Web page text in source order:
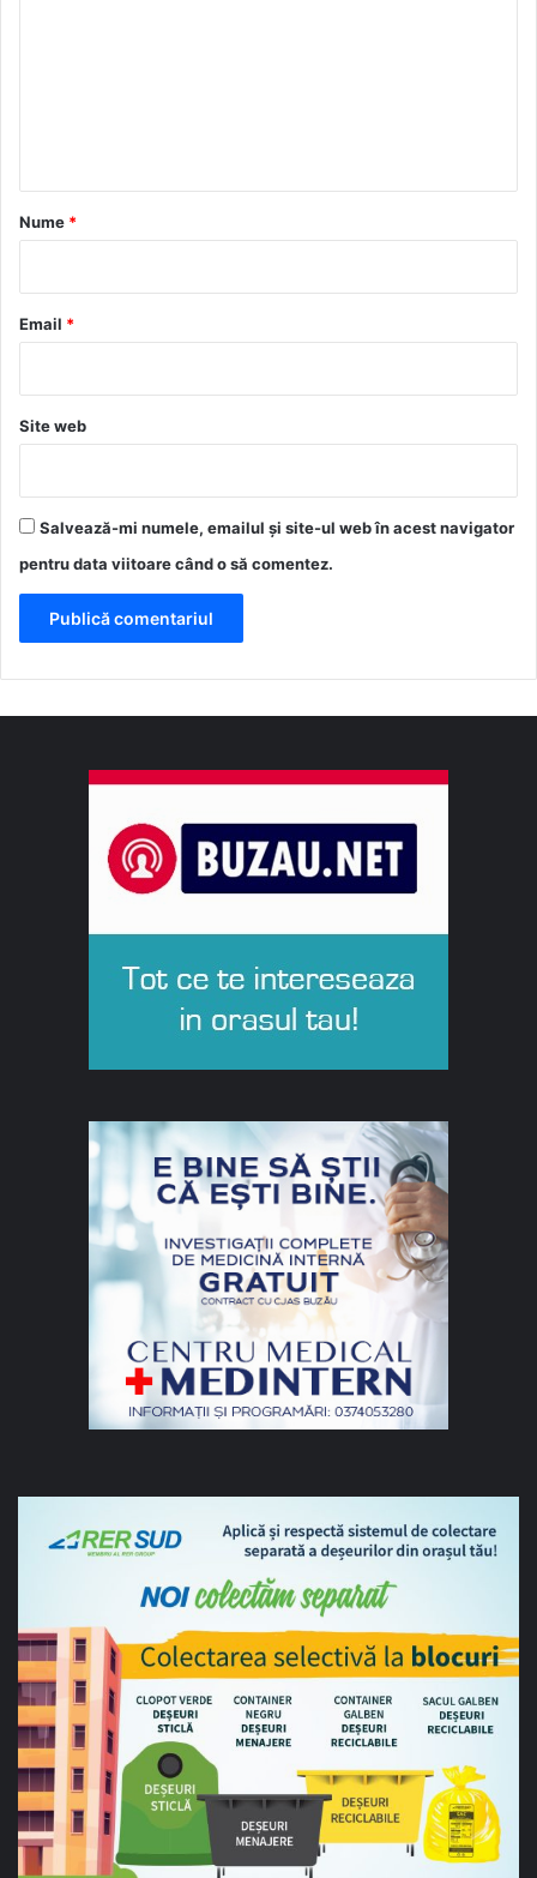
r
*
Nume *
Email *
Site web
Salvează-mi numele, emailul și site-ul web în acest navigator
pentru data viitoare când o să comentez.